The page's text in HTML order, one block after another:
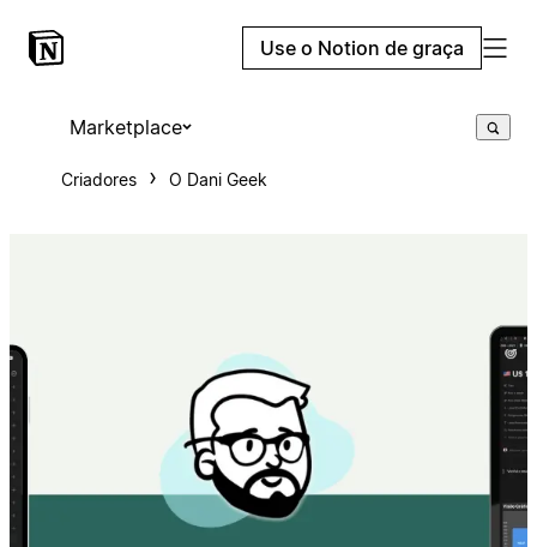
Use o Notion de graça
Marketplace
Criadores O Dani Geek